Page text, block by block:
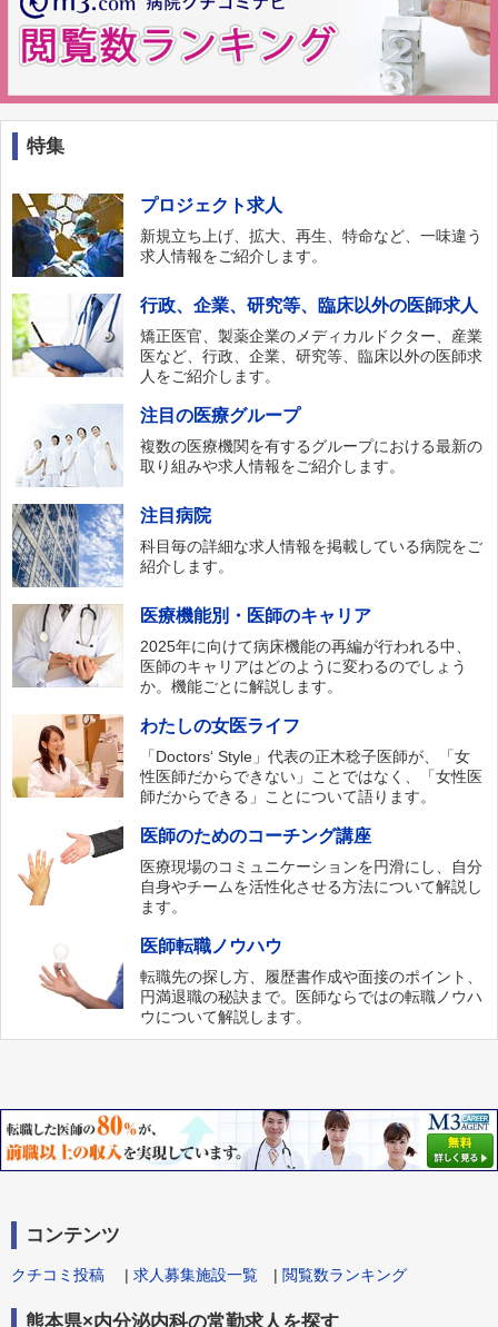
特集
プロジェクト求人
新規立ち上げ、拡大、再生、特命など、一味違う
求人情報をご紹介します。
行政、企業、研究等、臨床以外の医師求人
矯正医官、製薬企業のメディカルドクター、産業
医など、行政、企業、研究等、臨床以外の医師求
人をご紹介します。
注目の医療グループ
複数の医療機関を有するグループにおける最新の
取り組みや求人情報をご紹介します。
注目病院
科目毎の詳細な求人情報を掲載している病院をご
紹介します。
医療機能別・医師のキャリア
2025年に向けて病床機能の再編が行われる中、
医師のキャリアはどのように変わるのでしょう
か。機能ごとに解説します。
わたしの女医ライフ
「Doctors‘ Style」代表の正木稔子医師が、「女
性医師だからできない」ことではなく、「女性医
師だからできる」ことについて語ります。
医師のためのコーチング講座
医療現場のコミュニケーションを円滑にし、自分
自身やチームを活性化させる方法について解説し
ます。
医師転職ノウハウ
転職先の探し方、履歴書作成や面接のポイント、
円満退職の秘訣まで。医師ならではの転職ノウハ
ウについて解説します。
コンテンツ
クチコミ投稿 | 求人募集施設一覧 | 閲覧数ランキング
熊本県×内分泌内科の常勤求人を探す